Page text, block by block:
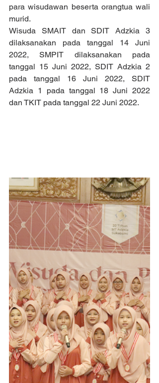
para wisudawan beserta orangtua wali
murid.
Wisuda SMAIT dan SDIT Adzkia 3
dilaksanakan pada tanggal 14 Juni
2022, SMPIT dilaksanakan pada
tanggal 15 Juni 2022, SDIT Adzkia 2
pada tanggal 16 Juni 2022, SDIT
Adzkia 1 pada tanggal 18 Juni 2022
dan TKIT pada tanggal 22 Juni 2022.